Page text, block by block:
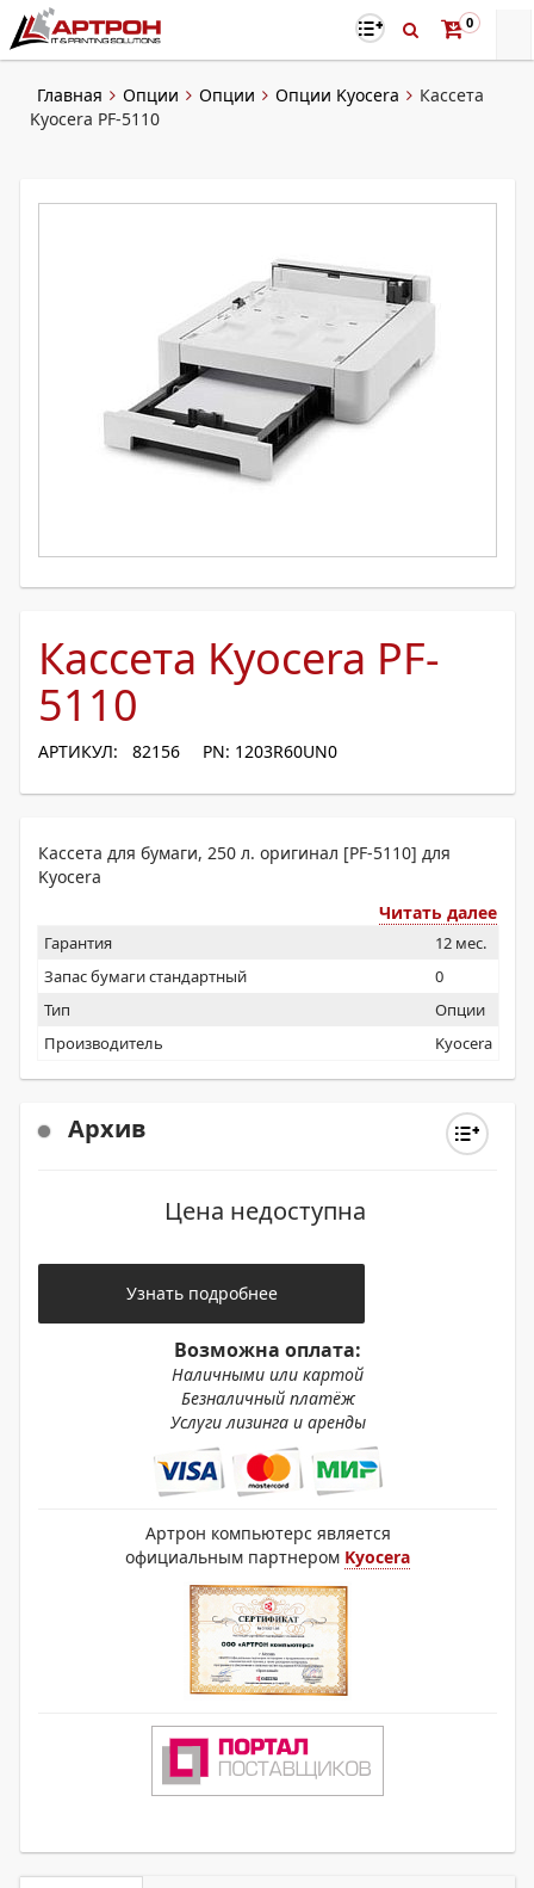
0
Главная Опции Опции Опции Kyocera
Кассета
Kyocera PF-5110
Кассета Kyocera PF-
5110
АРТИКУЛ: 82156 PN: 1203R60UN0
Кассета для бумаги, 250 л. оригинал [PF-5110] для
Kyocera
Читать далее
Гарантия
12 мес.
Запас бумаги стандартный
0
Тип
Опции
Производитель
Kyocera
Архив
Цена недоступна
Узнать подробнее
Возможна оплата:
Наличными или картой
Безналичный платёж
Услуги лизинга и аренды
Артрон компьютерс является
официальным партнером Kyocera